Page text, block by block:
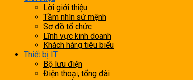
Lời giới thiệu
Tầm nhìn sứ mệnh
Sơ đồ tổ chức
Lĩnh vực kinh doanh
Khách hàng tiêu biểu
Thiết bị IT
Bộ lưu điện
Điện thoại, tổng đài